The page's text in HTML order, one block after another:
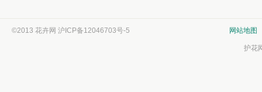
©2013 花卉网 沪ICP备12046703号-5 网站地图
护花